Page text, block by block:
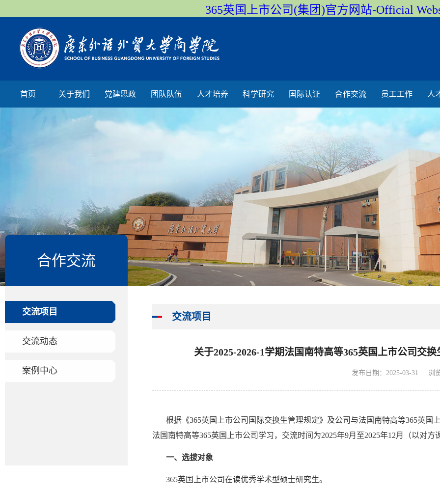
365英国上市公司(集团)官方网站-Official
首页 关于我们 党建思政 团队队伍 人才培养 科学研究 国际认证 合作交流 员工工作 人
合作交流
交流项目
交流动态
案例中心
交流项目
关于2025-2026-1学期法国南特高等365英国上市公司交
发布日期：2025-03-31 浏
根据《365英国上市公司国际交换生管理规定》及公司与法国南特高等365英
法国南特高等365英国上市公司学习，交流时间为2025年9月至2025年12月（以对方
一、选拔对象
365英国上市公司在读优秀学术型硕士研究生。